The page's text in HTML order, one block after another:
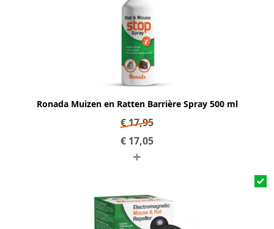
Ronada Muizen en Ratten Barrière Spray 500 ml
€17,95
€ 17,05
+